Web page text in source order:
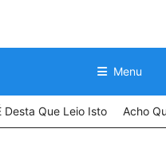
Menu
Desta Que Leio Isto Acho